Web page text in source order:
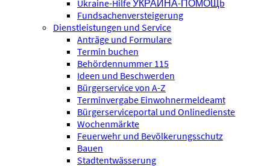
Ukraine-Hilfe УКРАИНА-ПОМОЩb
Fundsachenversteigerung
Dienstleistungen und Service
Anträge und Formulare
Termin buchen
Behördennummer 115
Ideen und Beschwerden
Bürgerservice von A-Z
Terminvergabe Einwohnermeldeamt
Bürgerserviceportal und Onlinedienste
Wochenmärkte
Feuerwehr und Bevölkerungsschutz
Bauen
Stadtentwässerung